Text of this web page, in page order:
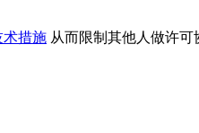
术措施 从而限制其他人做许可